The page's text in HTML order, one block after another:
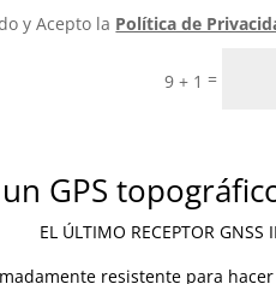
y Acepto la Política de
9 + 1 =
GPS
EL ÚLTIMO RECEPTOR GNSS
resistente para